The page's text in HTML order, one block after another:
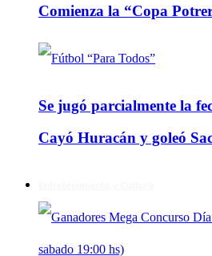
Comienza la “Copa
Se jugó parcialmente la
Cayó Huracán y goleó